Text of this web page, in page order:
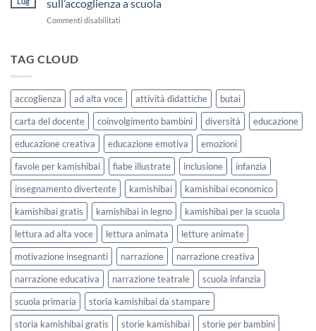
sull’Accoglienza:
Settembre
2026
sull’accoglienza a scuola
Commenti disabilitati
lavorare
sull’accoglienza
a
scuola
TAG CLOUD
accoglienza ad alta voce attività didattiche
butai
carta del docente
coinvolgimento bambini diversità
educazione
educazione creativa
educazione emotiva
emozioni
favole per kamishibai
fiabe illustrate inclusione
infanzia
insegnamento divertente
kamishibai
kamishibai economico
kamishibai gratis
kamishibai in legno
kamishibai per la scuola
lettura ad alta voce
lettura animata
letture animate
motivazione insegnanti
narrazione
narrazione creativa
narrazione educativa
narrazione teatrale
scuola infanzia
scuola primaria
storia kamishibai da stampare
storia kamishibai gratis
storie kamishibai
storie per bambini